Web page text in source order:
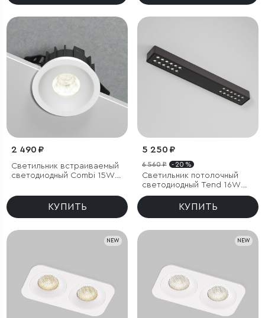
2 490 ₽
Светильник встраиваемый
светодиодный Combi 15W
КУПИТЬ
5 250 ₽
6 560 ₽ - 20 %
Светильник потолочный
светодиодный Tend 16W
4000K черный
КУПИТЬ
NEW NEW